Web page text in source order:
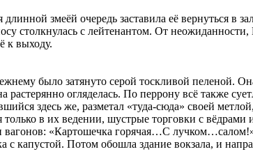
змеёй очередь заставила её вернуться
столкнулась с лейтенантом. От
к выходу.
было затянуто серой тоскливой пеленой.
огляделась. По перрону всё также
здесь же, разметал «туда-сюда» своей
в их ведении, шустрые торговки с
вагонов: «Картошечка горячая…С
с капустой. Потом обошла здание вокзала, и